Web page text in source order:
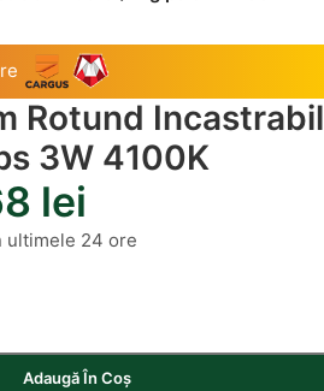
Rotund Incastrabil
3W 4100K
lei
ultimele 24 ore
Adaugă În Coș